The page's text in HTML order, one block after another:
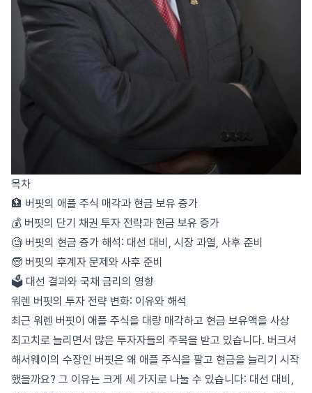
목차
🏦 버핏의 애플 주식 매각과 현금 보유 증가
💰 버핏의 단기 채권 투자 전략과 현금 보유 증가
🧐 버핏의 현금 증가 해석: 대선 대비, 시장 과열, 사후 준비
🧓 버핏의 후계자 문제와 사후 준비
🗳️ 대선 결과와 국채 금리의 영향
워렌 버핏의 투자 전략 변화: 이유와 해석
최근 워렌 버핏이 애플 주식을 대량 매각하고 현금 보유액을 사상
최고치로 늘리면서 많은 투자자들의 주목을 받고 있습니다. 버크셔
해서웨이의 수장인 버핏은 왜 애플 주식을 팔고 현금을 늘리기 시작
했을까요? 그 이유는 크게 세 가지로 나눌 수 있습니다: 대선 대비,